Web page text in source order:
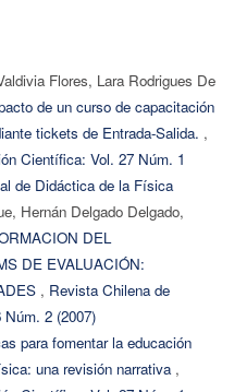
Flores, Lara Rodrigues De
de un curso de capacitación
tickets de Entrada-Salida. ,
Científica: Vol. 27 Núm. 1
de Didáctica de la Física
Hernán Delgado Delgado,
DEL
DE EVALUACIÓN:
, Revista Chilena de
2 (2007)
para fomentar la educación
una revisión narrativa ,